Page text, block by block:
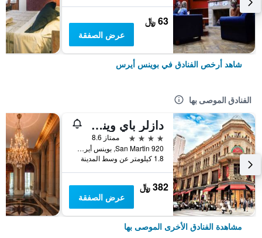
63 ﷼
عرض الصفقة
شاهد أرخص الفنادق في بوينس أيرس
الفنادق الموصى بها
دازلر باي ويندام بوينوس أيريس سان مارتين
4 نجوم
ممتاز 8.6
San Martin 920, بوينس أيرس, Capital Federal District, الأرجنتين
1.8 كيلومتر عن وسط المدينة
382 ﷼
عرض الصفقة
مشاهدة الفنادق الأخرى الموصى بها